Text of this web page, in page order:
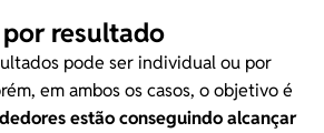
resultado
pode ser individual ou por
em ambos os casos, o objetivo é
estão conseguindo alcançar